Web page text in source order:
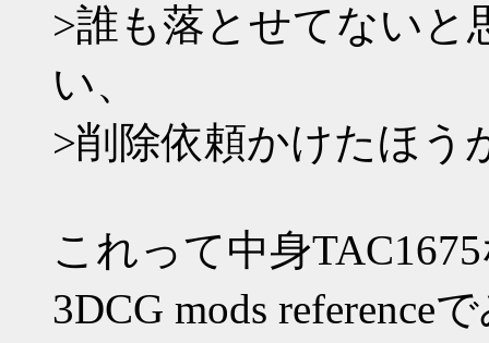
>誰も落とせてないと
い、
>削除依頼かけたほう
これって中身
3DCG mods reference